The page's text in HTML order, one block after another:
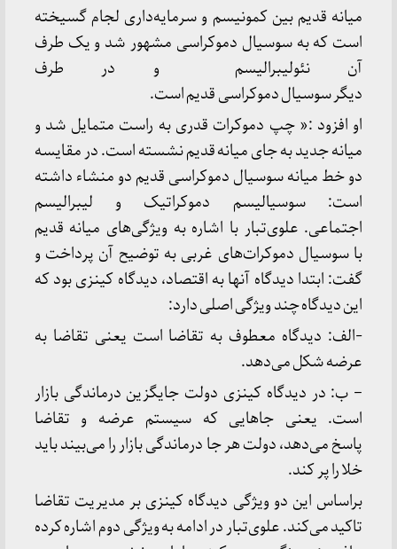
میانه قدیم بین کمونیسم و سرمایه‌داری لجام گسیخته
است که به سوسیال دموکراسی مشهور شد و یک طرف
آن نئولیبرالیسم و در طرف
دیگر سوسیال دموکراسی قدیم است.
او افزود :« چپ دموکرات قدری به راست متمایل شد و
میانه جدید به جای میانه قدیم نشسته است. در مقایسه
دو خط میانه سوسیال دموکراسی قدیم دو منشاء داشته
است: سوسیالیسم دموکراتیک و لیبرالیسم
اجتماعی. علوی‌تبار با اشاره به ویژگی‌های میانه قدیم
با سوسیال دموکرات‌های غربی به توضیح آن پرداخت و
گفت: ابتدا دیدگاه آنها به اقتصاد، دیدگاه کینزی بود که
این دیدگاه چند ویژگی اصلی دارد:
-الف: دیدگاه معطوف به تقاضا است یعنی تقاضا به
عرضه شکل می‌دهد.
– ب: در دیدگاه کینزی دولت جایگزین درماندگی بازار
است. یعنی جاهایی که سیستم عرضه و تقاضا
پاسخ می‌دهد، دولت هر جا درماندگی بازار را می‌بیند باید
خلا را پر کند.
براساس این دو ویژگی دیدگاه کینزی بر مدیریت تقاضا
تاکید می‌کند. علوی‌تبار در ادامه به ویژگی دوم اشاره کرده